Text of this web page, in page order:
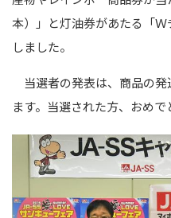
本）」と灯油券があたる「
しました。
当選者の発表は、商品の発
ます。当選された方、おめで